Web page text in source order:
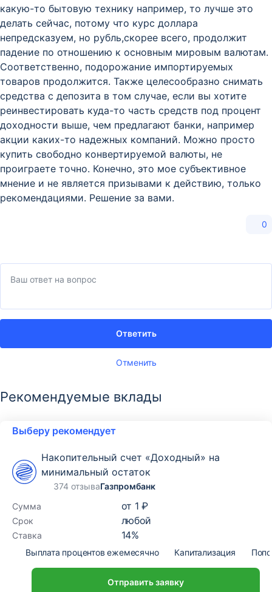
какую-то бытовую технику например, то лучше это
делать сейчас, потому что курс доллара
непредсказуем, но рубль,скорее всего, продолжит
падение по отношению к основным мировым валютам.
Соответственно, подорожание импортируемых
товаров продолжится. Также целесообразно снимать
средства с депозита в том случае, если вы хотите
реинвестировать куда-то часть средств под процент
доходности выше, чем предлагают банки, например
акции каких-то надежных компаний. Можно просто
купить свободно конвертируемой валюты, не
проиграете точно. Конечно, это мое субъективное
мнение и не является призывами к действию, только
рекомендациями. Решение за вами.
0
Отменить
Ответить
Рекомендуемые вклады
Выберу рекомендует
Накопительный счет «Доходный» на
минимальный остаток
374 отзываГазпромбанк
Сумма
от 1 ₽
Срок любой
Ставка 14%
Выплата процентов ежемесячно Капитализация
Отправить заявку